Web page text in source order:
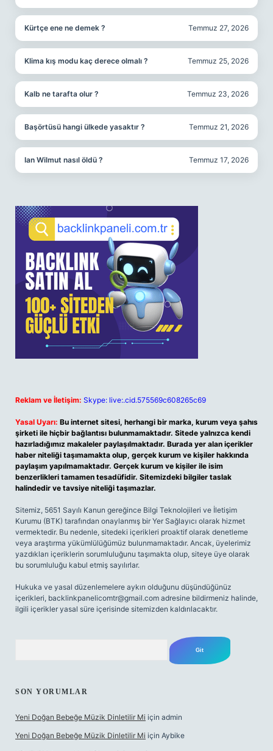
Kürtçe ene ne demek ? Temmuz 27, 2026
Klima kış modu kaç derece olmalı ? Temmuz 25, 2026
Kalb ne tarafta olur ? Temmuz 23, 2026
Başörtüsü hangi ülkede yasaktır ? Temmuz 21, 2026
Ian Wilmut nasıl öldü ? Temmuz 17, 2026
Reklam ve İletişim: Skype: live:.cid.575569c608265c69
Yasal Uyarı: Bu internet sitesi, herhangi bir marka, kurum veya şahıs
şirketi ile hiçbir bağlantısı bulunmamaktadır. Sitede yalnızca kendi
hazırladığımız makaleler paylaşılmaktadır. Burada yer alan içerikler
haber niteliği taşımamakta olup, gerçek kurum ve kişiler hakkında
paylaşım yapılmamaktadır. Gerçek kurum ve kişiler ile isim
benzerlikleri tamamen tesadüfidir. Sitemizdeki bilgiler taslak
halindedir ve tavsiye niteliği taşımazlar.
Sitemiz, 5651 Sayılı Kanun gereğince Bilgi Teknolojileri ve İletişim
Kurumu (BTK) tarafından onaylanmış bir Yer Sağlayıcı olarak hizmet
vermektedir. Bu nedenle, sitedeki içerikleri proaktif olarak denetleme
veya araştırma yükümlülüğümüz bulunmamaktadır. Ancak, üyelerimiz
yazdıkları içeriklerin sorumluluğunu taşımakta olup, siteye üye olarak
bu sorumluluğu kabul etmiş sayılırlar.
Hukuka ve yasal düzenlemelere aykırı olduğunu düşündüğünüz
içerikleri, backlinkpanelicomtr@gmail.com adresine bildirmeniz halinde,
ilgili içerikler yasal süre içerisinde sitemizden kaldırılacaktır.
SON YORUMLAR
Yeni Doğan Bebeğe Müzik Dinletilir Mi için admin
Yeni Doğan Bebeğe Müzik Dinletilir Mi için Aybike